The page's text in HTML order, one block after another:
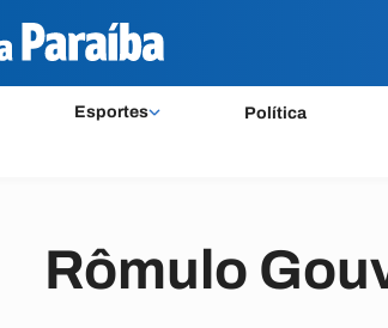
Esportes Política
Rômulo